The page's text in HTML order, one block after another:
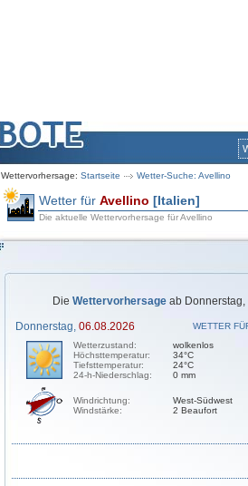
Wettervorhersage: Startseite Wetter-Suche: Avellino
Wetter für Avellino [Italien]
Die aktuelle Wettervorhersage für Avellino
Die Wettervorhersage ab Donnerstag,
Donnerstag, 06.08.2026
WETTER
Wetterzustand:
Höchsttemperatur:
Tiefsttemperatur:
24-h-Niederschlag:
wolkenlos
34°C
24°C
0 mm
Windrichtung:
Windstärke:
West-Südwest
2 Beaufort